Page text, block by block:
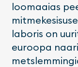
loomaaias
laboris on
euroopa